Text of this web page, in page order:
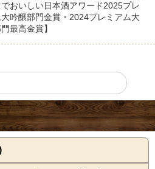
おいしい日本酒アワード2025プレ
大吟醸部門金賞・2024プレミアム大
最高金賞】